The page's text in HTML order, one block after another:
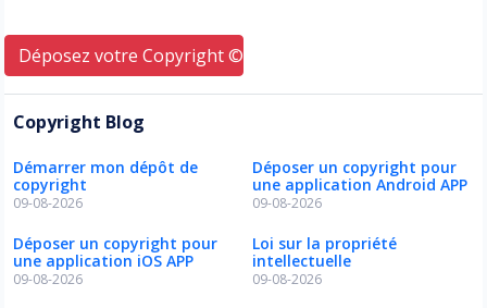
Déposez votre Copyright © ici
Copyright Blog
Démarrer mon dépôt de
copyright
09-08-2026
Déposer un copyright pour
une application Android APP
09-08-2026
Déposer un copyright pour
une application iOS APP
09-08-2026
Loi sur la propriété
intellectuelle
09-08-2026